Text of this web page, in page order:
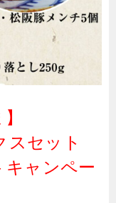
スセット
キャンペー